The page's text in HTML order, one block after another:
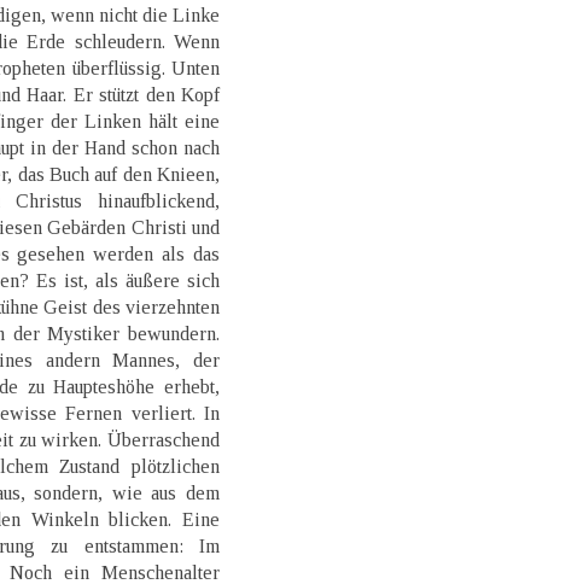
wenn nicht die Linke
Erde schleudern. Wenn
überflüssig. Unten
Haar. Er stützt den Kopf
der Linken hält eine
in der Hand schon nach
das Buch auf den Knieen,
hinaufblickend,
Gebärden Christi und
gesehen werden als das
Es ist, als äußere sich
Geist des vierzehnten
der Mystiker bewundern.
andern Mannes, der
zu Haupteshöhe erhebt,
Fernen verliert. In
zu wirken. Überraschend
Zustand plötzlichen
sondern, wie aus dem
Winkeln blicken. Eine
zu entstammen: Im
ein Menschenalter